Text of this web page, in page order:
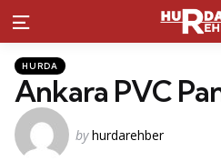
Menu
Kategoriler
Posted
in
HURDA
Ankara PVC
Posted
by hurdarehber